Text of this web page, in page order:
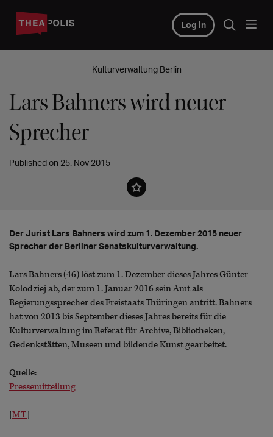
Log in
Kulturverwaltung Berlin
Lars Bahners wird neuer
Sprecher
Published on 25. Nov 2015
Der Jurist Lars Bahners wird zum 1. Dezember 2015 neuer
Sprecher der Berliner Senatskulturverwaltung.
Lars Bahners (46) löst zum 1. Dezember dieses Jahres Günter
Kolodziej ab, der zum 1. Januar 2016 sein Amt als
Regierungssprecher des Freistaats Thüringen antritt. Bahners
hat von 2013 bis September dieses Jahres bereits für die
Kulturverwaltung im Referat für Archive, Bibliotheken,
Gedenkstätten, Museen und bildende Kunst gearbeitet.
Quelle:
Pressemitteilung
[MT]